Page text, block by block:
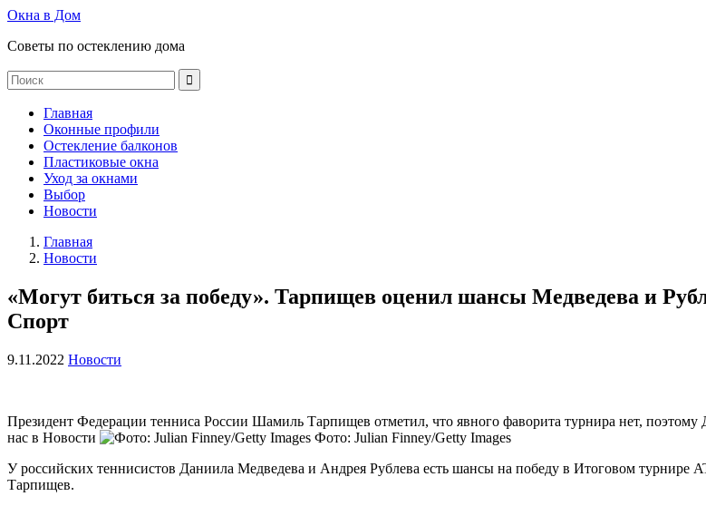
Окна в Дом
Советы по остеклению дома
Главная
Оконные профили
Остекление балконов
Пластиковые окна
Уход за окнами
Выбор
Новости
Главная
Новости
«Могут биться за победу». Тарпищев оценил шансы Медведева и
Спорт
9.11.2022 Новости
Президент Федерации тенниса России Шамиль Тарпищев отметил, что явного фаворита турнира нет,
нас в Новости
Фото: Julian Finney/Getty Images
У российских теннисистов Даниила Медведева и Андрея Рублева есть шансы на победу в Итоговом
Тарпищев.